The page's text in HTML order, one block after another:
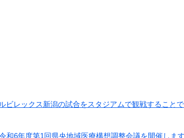
ビレックス新潟の試合をスタジアムで観戦すること
和6年度第1回県央地域医療構想調整会議を開催します